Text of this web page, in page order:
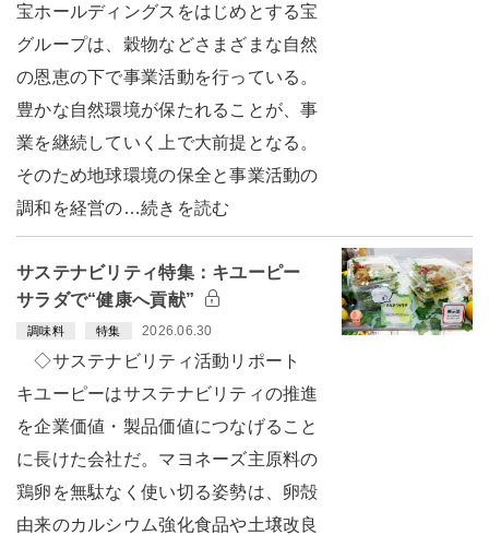
宝ホールディングスをはじめとする宝
グループは、穀物などさまざまな自然
の恩恵の下で事業活動を行っている。
豊かな自然環境が保たれることが、事
業を継続していく上で大前提となる。
そのため地球環境の保全と事業活動の
調和を経営の…続きを読む
サステナビリティ特集：キユーピー
サラダで“健康へ貢献”
調味料 特集 2026.06.30
◇サステナビリティ活動リポート
キユーピーはサステナビリティの推進
を企業価値・製品価値につなげること
に長けた会社だ。マヨネーズ主原料の
鶏卵を無駄なく使い切る姿勢は、卵殻
由来のカルシウム強化食品や土壌改良